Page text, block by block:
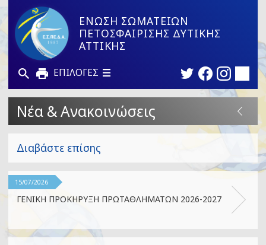
ΕΝΩΣΗ ΣΩΜΑΤΕΙΩΝ
ΠΕΤΟΣΦΑΙΡΙΣΗΣ ΔΥΤΙΚΗΣ
ΑΤΤΙΚΗΣ
ΕΠΙΛΟΓΕΣ
Νέα & Ανακοινώσεις
Διαβάστε επίσης
15/07/2026
ΓΕΝΙΚΗ ΠΡΟΚΗΡΥΞΗ ΠΡΩΤΑΘΛΗΜΑΤΩΝ 2026-2027